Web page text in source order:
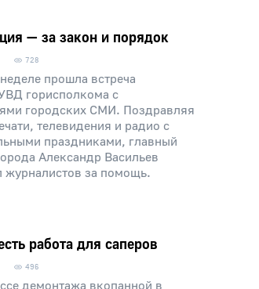
— за закон и порядок
728
прошла встреча
горисполкома с
городских СМИ. Поздравляя
телевидения и радио с
праздниками, главный
Александр Васильев
журналистов за помощь.
работа для саперов
496
демонтажа вкопанной в